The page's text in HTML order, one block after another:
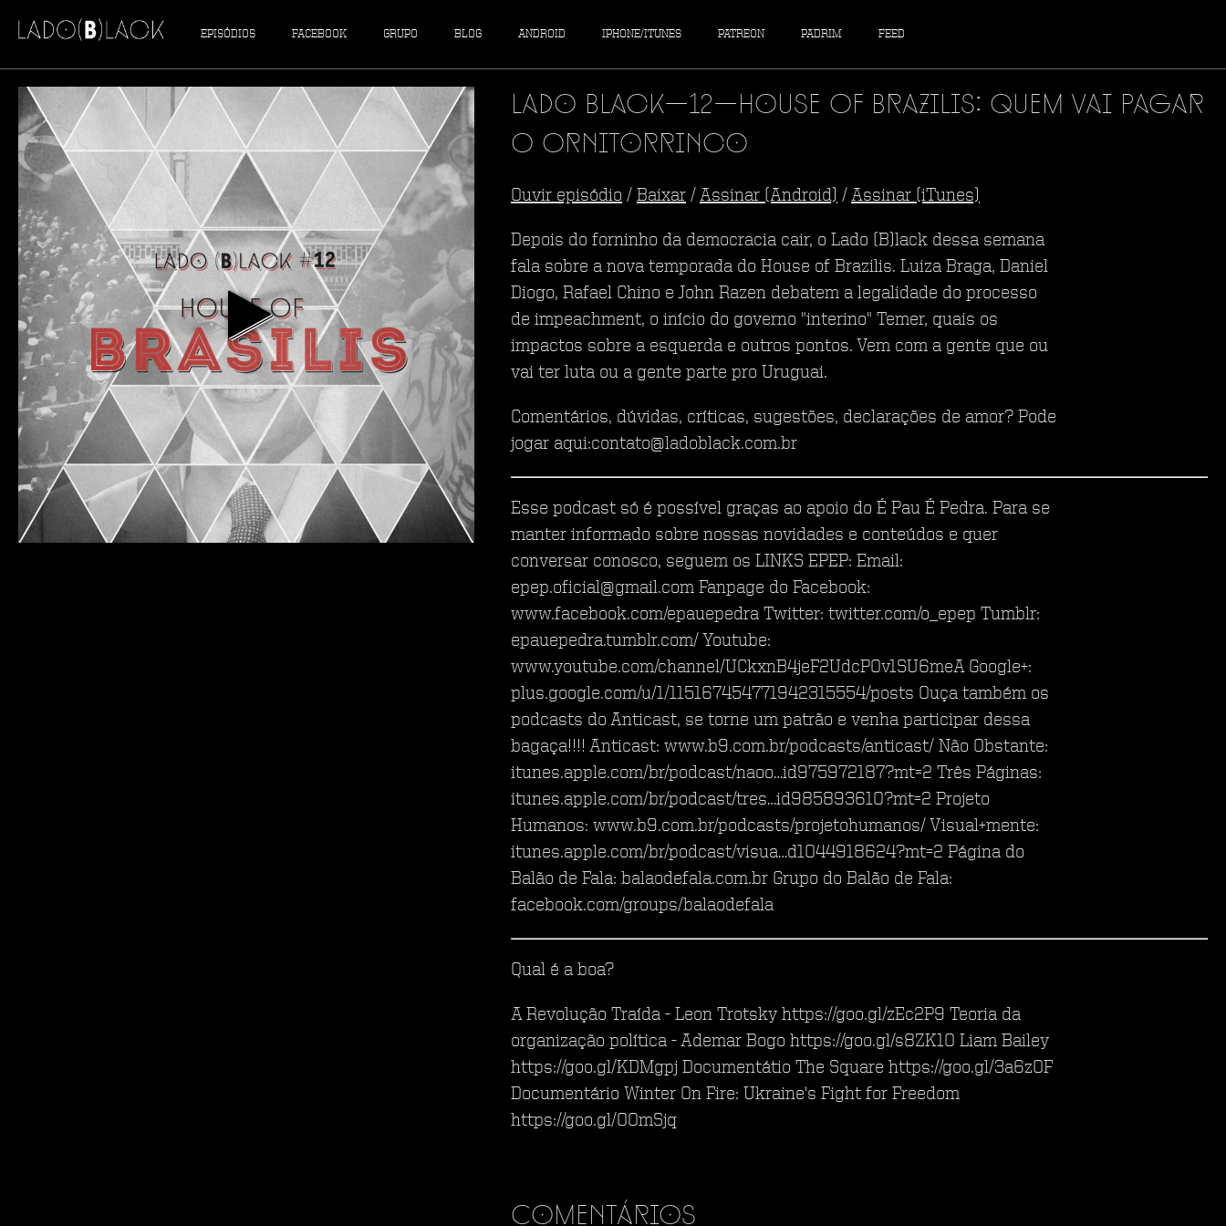
EPISÓDIOS FACEBOOK GRUPO BLOG ANDROID IPHONE/ITUNES PATREON PADRIM FEED
Lado Black—12—House Of Brazilis: Quem Vai Pagar
O Ornitorrinco
Ouvir episódio / Baixar / Assinar (Android) / Assinar (iTunes)
Depois do forninho da democracia cair, o Lado (B)lack dessa semana
fala sobre a nova temporada do House of Brazilis. Luiza Braga, Daniel
Diogo, Rafael Chino e John Razen debatem a legalidade do processo
de impeachment, o início do governo "interino" Temer, quais os
impactos sobre a esquerda e outros pontos. Vem com a gente que ou
vai ter luta ou a gente parte pro Uruguai.
Comentários, dúvidas, críticas, sugestões, declarações de amor? Pode
jogar aqui:contato@ladoblack.com.br
Esse podcast só é possível graças ao apoio do É Pau É Pedra. Para se
manter informado sobre nossas novidades e conteúdos e quer
conversar conosco, seguem os LINKS EPEP: Email:
epep.oficial@gmail.com Fanpage do Facebook:
www.facebook.com/epauepedra Twitter: twitter.com/o_epep Tumblr:
epauepedra.tumblr.com/ Youtube:
www.youtube.com/channel/UCkxnB4jeF2UdcPOv1SU6meA Google+:
plus.google.com/u/1/115167454771942315554/posts Ouça também os
podcasts do Anticast, se torne um patrão e venha participar dessa
bagaça!!!! Anticast: www.b9.com.br/podcasts/anticast/ Não Obstante:
itunes.apple.com/br/podcast/nao­o…id975972187?mt=2 Três Páginas:
itunes.apple.com/br/podcast/tres­…id985893610?mt=2 Projeto
Humanos: www.b9.com.br/podcasts/projeto­humanos/ Visual+mente:
itunes.apple.com/br/podcast/visua…d1044918624?mt=2 Página do
Balão de Fala: balaodefala.com.br Grupo do Balão de Fala:
facebook.com/groups/balaodefala
Qual é a boa?
A Revolução Traída - Leon Trotsky https://goo.gl/zEc2P9 Teoria da
organização política - Ademar Bogo https://goo.gl/s8ZK1O Liam Bailey
https://goo.gl/KDMgpj Documentátio The Square https://goo.gl/3a6zOF
Documentário Winter On Fire: Ukraine's Fight for Freedom
https://goo.gl/OOmSjq
Comentários